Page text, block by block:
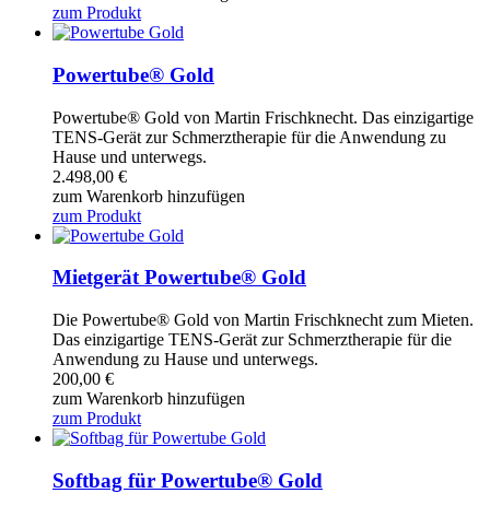
zum Produkt
Powertube® Gold
Powertube® Gold von Martin Frischknecht. Das einzigartige
TENS-Gerät zur Schmerztherapie für die Anwendung zu
Hause und unterwegs.
2.498,00 €
zum Warenkorb hinzufügen
zum Produkt
Mietgerät Powertube® Gold
Die Powertube® Gold von Martin Frischknecht zum Mieten.
Das einzigartige TENS-Gerät zur Schmerztherapie für die
Anwendung zu Hause und unterwegs.
200,00 €
zum Warenkorb hinzufügen
zum Produkt
Softbag für Powertube® Gold